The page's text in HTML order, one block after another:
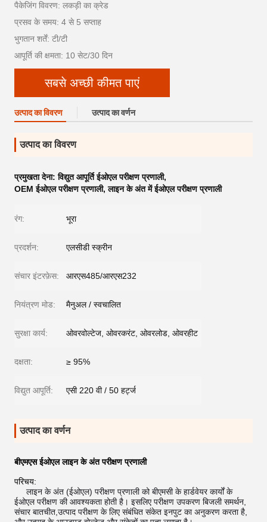
पैकेजिंग विवरण: लकड़ी का क्रेड
प्रसव के समय: 4 से 5 सप्ताह
भुगतान शर्तें: टी/टी
आपूर्ति की क्षमता: 10 सेट/30 दिन
सबसे अच्छी कीमत पाएं
उत्पाद का विवरण उत्पाद का वर्णन
उत्पाद का विवरण
प्रमुखता देना:विद्युत आपूर्ति ईओएल परीक्षण प्रणाली,
OEM ईओएल परीक्षण प्रणाली,लाइन के अंत में ईओएल परीक्षण प्रणाली
रंग: भूरा
प्रदर्शन: एलसीडी स्क्रीन
संचार इंटरफ़ेस: आरएस485/आरएस232
नियंत्रण मोड: मैनुअल / स्वचालित
सुरक्षा कार्य: ओवरवोल्टेज, ओवरकरंट, ओवरलोड, ओवरहीट
दक्षता: ≥ 95%
विद्युत आपूर्ति: एसी 220 वी / 50 हर्ट्ज
उत्पाद का वर्णन
बीएमएस ईओएल लाइन के अंत परीक्षण प्रणाली
परिचय:
लाइन के अंत (ईओएल) परीक्षण प्रणाली को बीएमसी के हार्डवेयर कार्यों के
ईओएल परीक्षण की आवश्यकता होती है। इसलिए परीक्षण उपकरण बिजली समर्थन,
संचार बातचीत,उत्पाद परीक्षण के लिए संबंधित संकेत इनपुट का अनुकरण करता है,